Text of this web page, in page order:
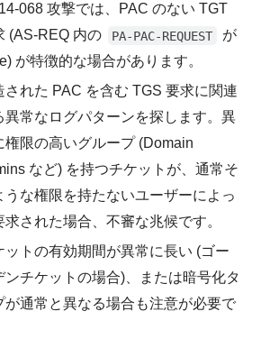
068 攻撃では、PAC のない TGT
(AS-REQ 内の
PA-PAC-REQUEST
が
が特徴的な場合があります。
された PAC を含む TGS 要求に関連
異常なログパターンを探します。異
権限の高いグループ (Domain
など) を持つチケットが、通常そ
うな権限を持たないユーザーによっ
求された場合、不審な兆候です。
ットの有効期間が異常に長い (ゴー
ンチケットの場合)、または暗号化タ
が通常と異なる場合も注意が必要で